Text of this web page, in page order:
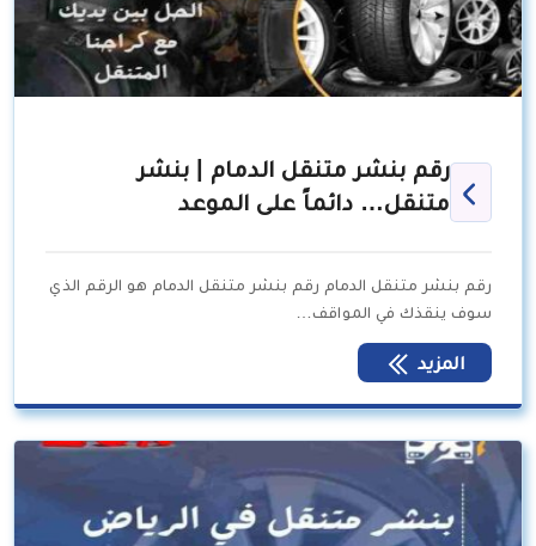
رقم بنشر متنقل الدمام | بنشر
متنقل… دائماً على الموعد
رقم بنشر متنقل الدمام رقم بنشر متنقل الدمام هو الرقم الذي
سوف ينقذك في المواقف…
المزيد